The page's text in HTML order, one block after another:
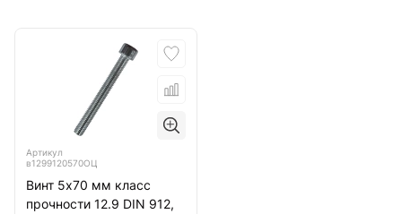
Артикул
в1299120570ОЦ
Винт 5х70 мм класс
прочности 12.9 DIN 912,